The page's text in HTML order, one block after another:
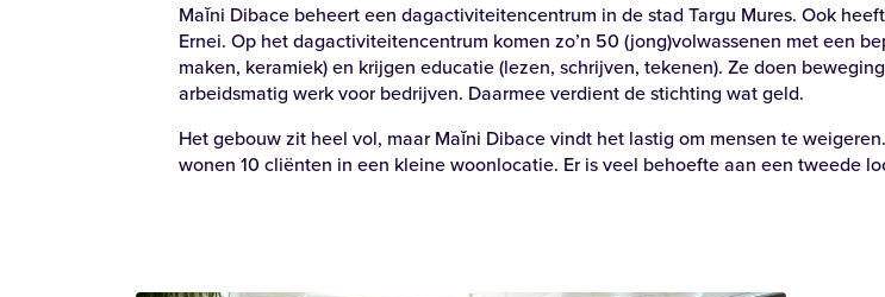
Maĭni Dibace beheert een dagactiviteitencentrum in de stad Targu Mures. Ook
Ernei. Op het dagactiviteitencentrum komen zo’n 50 (jong)volwassenen met een
maken, keramiek) en krijgen educatie (lezen, schrijven, tekenen). Ze doen
arbeidsmatig werk voor bedrijven. Daarmee verdient de stichting wat geld.
Het gebouw zit heel vol, maar Maĭni Dibace vindt het lastig om mensen te
wonen 10 cliënten in een kleine woonlocatie. Er is veel behoefte aan een tweede